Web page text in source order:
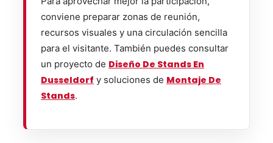
conviene preparar zonas de reunión,
recursos visuales y una circulación sencilla
para el visitante. También puedes consultar
un proyecto de Diseño De Stands En
Dusseldorf y soluciones de Montaje De
Stands.